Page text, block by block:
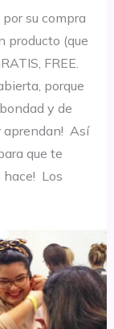
su compra
producto (que
FREE.
porque
y de
aprendan! Así
que te
hace! Los